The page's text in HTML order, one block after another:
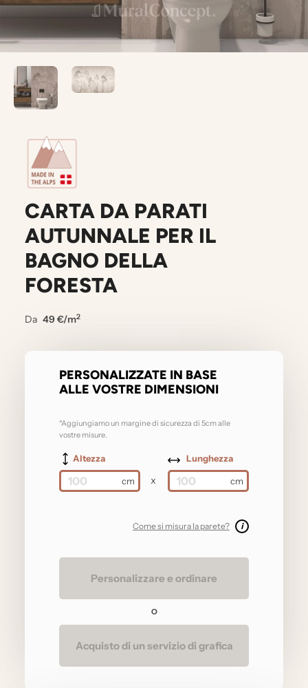
CARTA DA PARATI
AUTUNNALE PER IL
BAGNO DELLA
FORESTA
Da 49 €/m2
PERSONALIZZATE IN BASE
ALLE VOSTRE DIMENSIONI
*Aggiungiamo un margine di sicurezza di 5cm alle
vostre misure.
Altezza
x
Lunghezza
Come si misura la parete? i
Personalizzare e ordinare
O
Acquisto di un servizio di grafica